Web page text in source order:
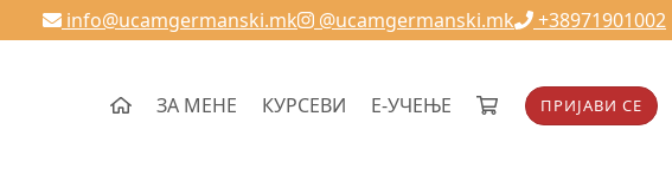
info@ucamgermanski.mk @ucamgermanski.mk +38971901002
ЗА МЕНЕ КУРСЕВИ Е-УЧЕЊЕ ПРИЈАВИ СЕ